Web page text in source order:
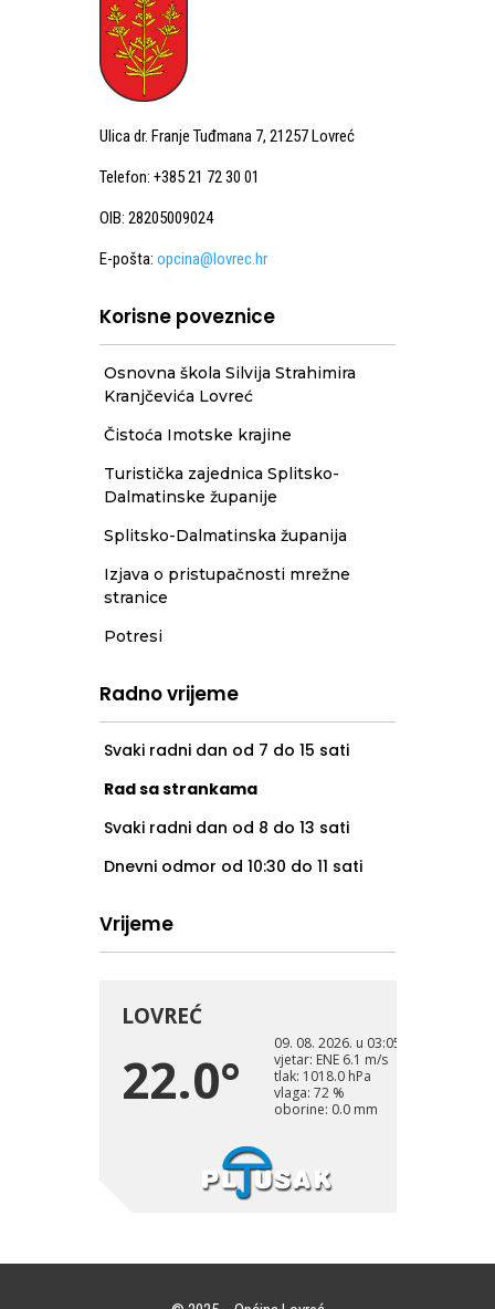
Ulica dr. Franje Tuđmana 7, 21257 Lovreć
Telefon: +385 21 72 30 01
OIB: 28205009024
E-pošta: opcina@lovrec.hr
Korisne poveznice
Osnovna škola Silvija Strahimira
Kranjčevića Lovreć
Čistoća Imotske krajine
Turistička zajednica Splitsko-
Dalmatinske županije
Splitsko-Dalmatinska županija
Izjava o pristupačnosti mrežne
stranice
Potresi
Radno vrijeme
Svaki radni dan od 7 do 15 sati
Rad sa strankama
Svaki radni dan od 8 do 13 sati
Dnevni odmor od 10:30 do 11 sati
Vrijeme